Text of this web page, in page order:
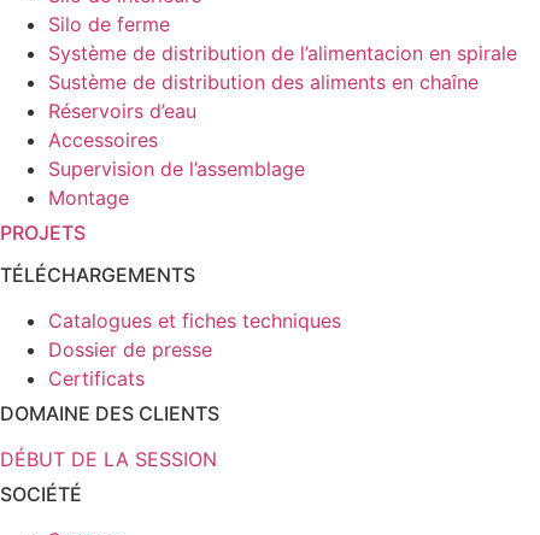
Silo de ferme
Système de distribution de l’alimentacion en spirale
Sustème de distribution des aliments en chaîne
Réservoirs d’eau
Accessoires
Supervision de l’assemblage
Montage
PROJETS
TÉLÉCHARGEMENTS
Catalogues et fiches techniques
Dossier de presse
Certificats
DOMAINE DES CLIENTS
DÉBUT DE LA SESSION
SOCIÉTÉ